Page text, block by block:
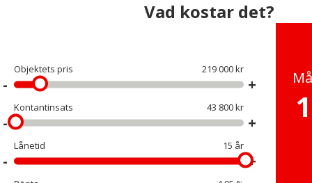
Vad kostar det?
219 000 kr
Objektets pris
43 800 kr
Kontantinsats
15 år
Lånetid